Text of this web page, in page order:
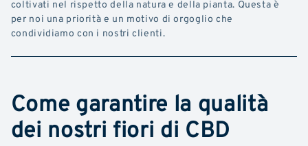
coltivati nel rispetto della natura e della pianta. Questa è
per noi una priorità e un motivo di orgoglio che
condividiamo con i nostri clienti.
Come garantire la qualità
dei nostri fiori di CBD